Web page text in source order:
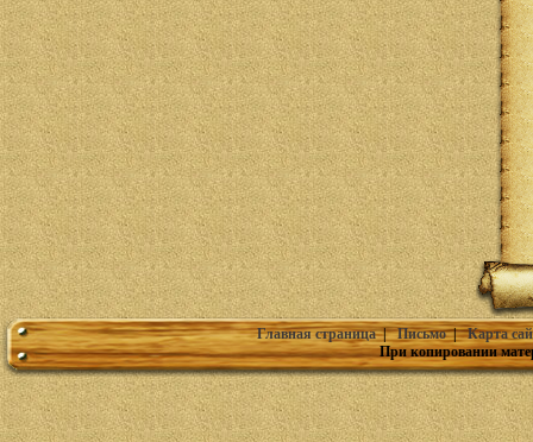
Главная страница|Письмо|Карта
При копировании